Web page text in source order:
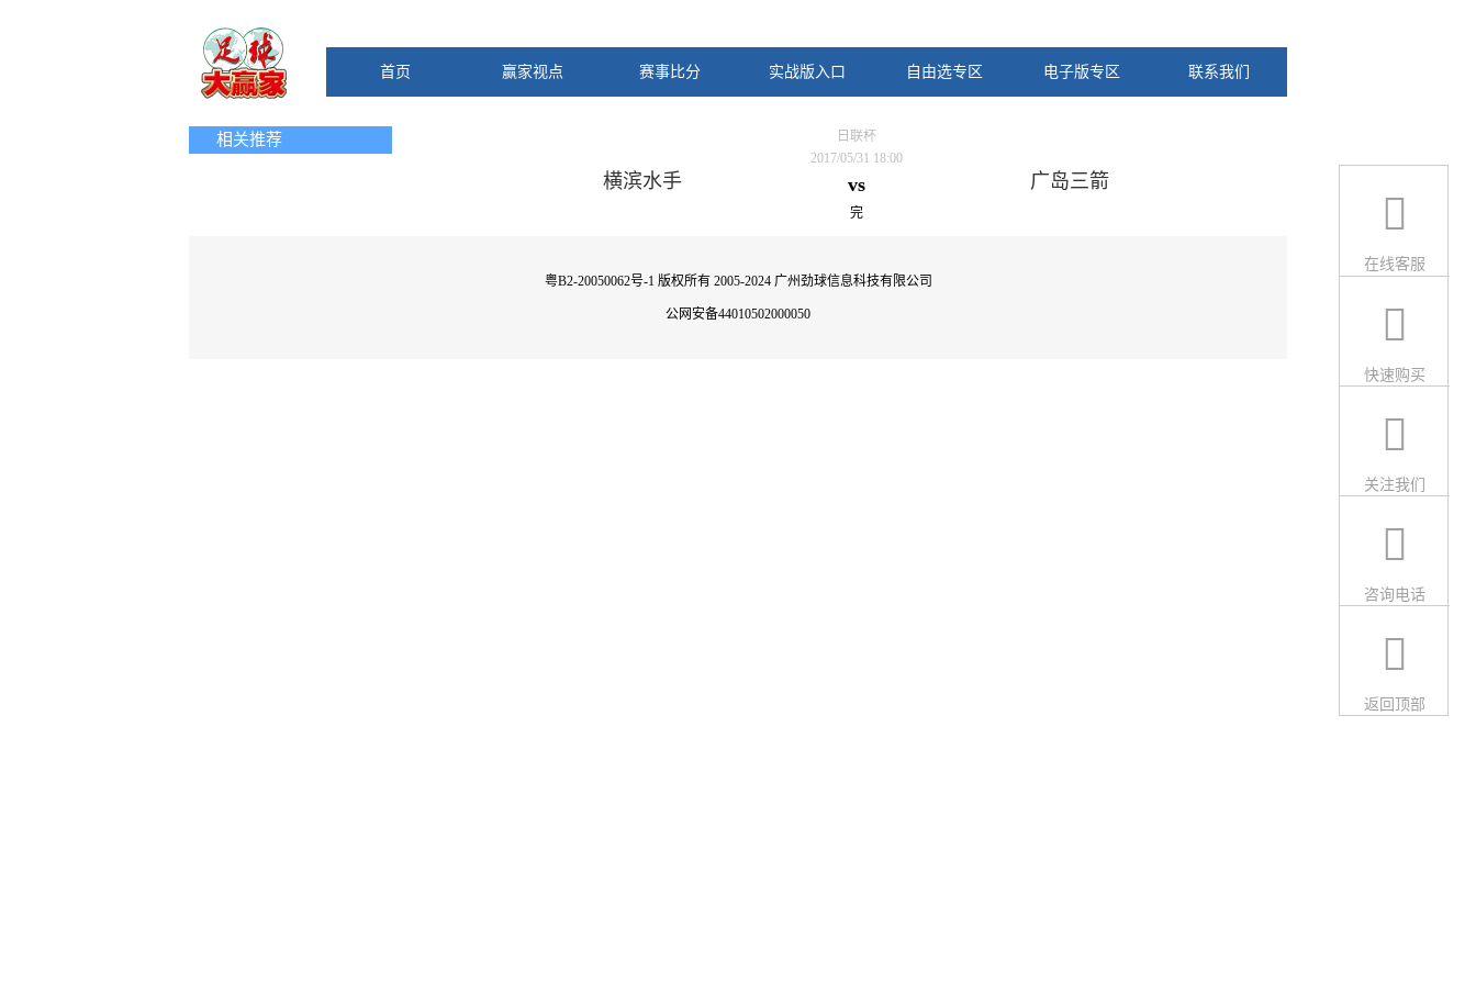
首页 赢家视点 赛事比分 实战版入口 自由选专区 电子版专区 联系我们
相关推荐
日联杯
2017/05/31 18:00
vs
完
横滨水手 广岛三箭
粤B2-20050062号-1版权所有 2005-2024 广州劲球信息科技有限公司
公网安备44010502000050
在线客服
快速购买
关注我们
咨询电话
返回顶部